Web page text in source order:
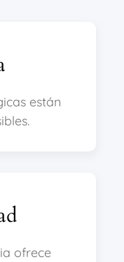
están
ofrece